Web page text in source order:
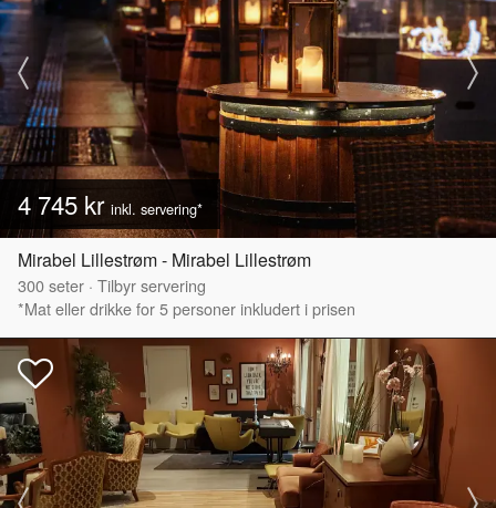
4 745 kr inkl. servering*
Mirabel Lillestrøm - Mirabel Lillestrøm
300seter · Tilbyr servering
*Mat eller drikke for 5 personer inkludert i prisen